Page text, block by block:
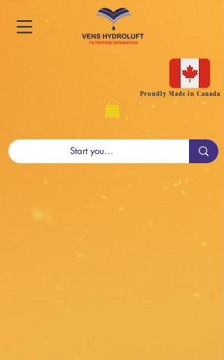
Proudly Made in Canada